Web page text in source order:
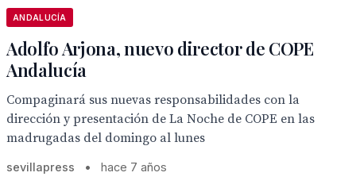
ANDALUCÍA
Adolfo Arjona, nuevo director de COPE
Andalucía
Compaginará sus nuevas responsabilidades con la
dirección y presentación de La Noche de COPE en las
madrugadas del domingo al lunes
sevillapress • hace 7 años